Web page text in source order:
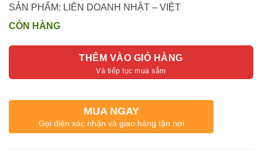
SẢN PHẨM: LIÊN DOANH NHẬT – VIỆT
CÒN HÀNG
THÊM VÀO GIỎ HÀNG
MUA NGAY
Gọi điện xác nhận và giao hàng tận nơi